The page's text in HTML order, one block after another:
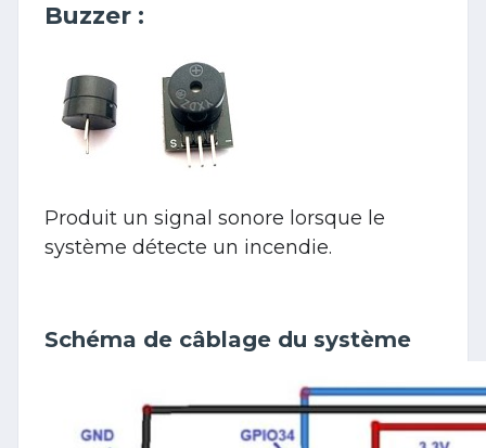
Buzzer :
Produit un signal sonore lorsque le
système détecte un incendie.
Schéma de câblage du système